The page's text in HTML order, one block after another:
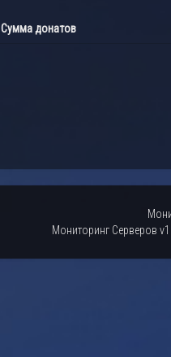
Сумма донатов
Мониторинг Серверов